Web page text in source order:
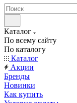
Каталог
По всему сайту
По каталогу
Каталог
Акции
Бренды
Новинки
Как купить